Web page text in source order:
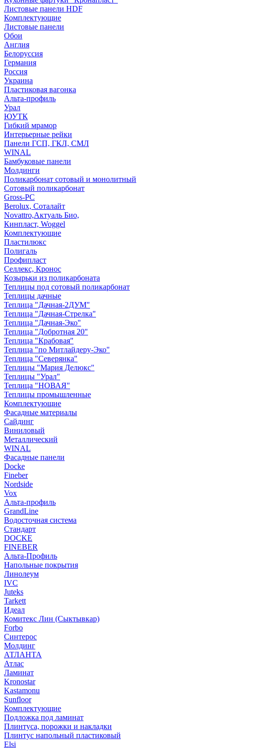
Листовые панели HDF
Комплектующие
Листовые панели
Обои
Англия
Белоруссия
Германия
Россия
Украина
Пластиковая вагонка
Альта-профиль
Урал
ЮУТК
Гибкий мрамор
Интерьерные рейки
Панели ГСП, ГКЛ, СМЛ
WINAL
Бамбуковые панели
Молдинги
Поликарбонат сотовый и монолитный
Сотовый поликарбонат
Gross-PC
Berolux, Соталайт
Novattro,Актуаль Био,
Кинпласт, Woggel
Комплектующие
Пластилюкс
Полигаль
Профипласт
Селлекс, Кронос
Козырьки из поликарбоната
Теплицы под сотовый поликарбонат
Теплицы дачные
Теплица "Дачная-2ДУМ"
Теплица "Дачная-Стрелка"
Теплица "Дачная-Эко"
Теплица "Добротная 20"
Теплица "Крабовая"
Теплица "по Митлайдеру-Эко"
Теплица "Северянка"
Теплицы "Мария Делюкс"
Теплицы "Урал"
Теплица "НОВАЯ"
Теплицы промышленные
Комплектующие
Фасадные материалы
Сайдинг
Виниловый
Металлический
WINAL
Фасадные панели
Docke
Fineber
Nordside
Vox
Альта-профиль
GrandLine
Водосточная система
Стандарт
DOCKE
FINEBER
Альта-Профиль
Напольные покрытия
Линолеум
IVC
Juteks
Tarkett
Идеал
Комитекс Лин (Сыктывкар)
Forbo
Синтерос
Молдинг
АТЛАНТА
Атлас
Ламинат
Kronostar
Kastamonu
Sunfloor
Комплектующие
Подложка под ламинат
Плинтуса, порожки и накладки
Плинтус напольный пластиковый
Elsi